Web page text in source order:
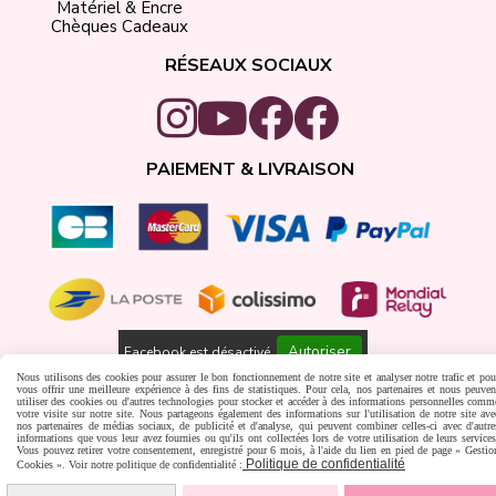
Matériel & Encre
Chèques Cadeaux
RÉSEAUX SOCIAUX
PAIEMENT & LIVRAISON
Facebook est désactivé.
Autoriser
Gestion cookies Créer un site internet
Nous utilisons des cookies pour assurer le bon fonctionnement de notre site et analyser notre trafic et
vous offrir une meilleure expérience à des fins de statistiques. Pour cela, nos partenaires et nous
utiliser des cookies ou d'autres technologies pour stocker et accéder à des informations personnelles
votre visite sur notre site. Nous partageons également des informations sur l'utilisation de notre site
nos partenaires de médias sociaux, de publicité et d'analyse, qui peuvent combiner celles-ci avec
informations que vous leur avez fournies ou qu'ils ont collectées lors de votre utilisation de leurs
Vous pouvez retirer votre consentement, enregistré pour 6 mois, à l'aide du lien en pied de page «
Cookies ». Voir notre politique de confidentialité : Politique de confidentialité